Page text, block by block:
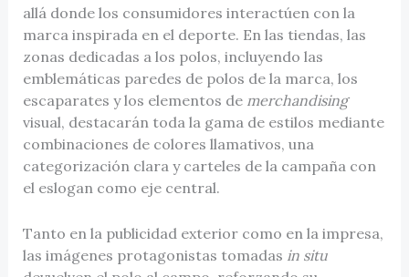
allá donde los consumidores interactúen con la
marca inspirada en el deporte. En las tiendas, las
zonas dedicadas a los polos, incluyendo las
emblemáticas paredes de polos de la marca, los
escaparates y los elementos de merchandising
visual, destacarán toda la gama de estilos mediante
combinaciones de colores llamativos, una
categorización clara y carteles de la campaña con
el eslogan como eje central.
Tanto en la publicidad exterior como en la impresa,
las imágenes protagonistas tomadas in situ